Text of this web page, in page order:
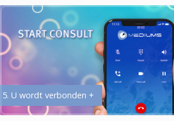
5. U wordt verbonden +